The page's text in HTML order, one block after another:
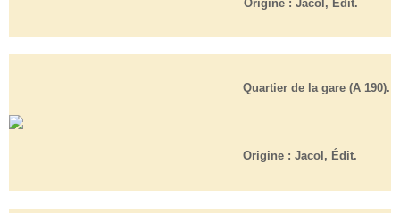
Origine : Jacol, Édit.
Quartier de la gare (A 190).
Origine : Jacol, Édit.